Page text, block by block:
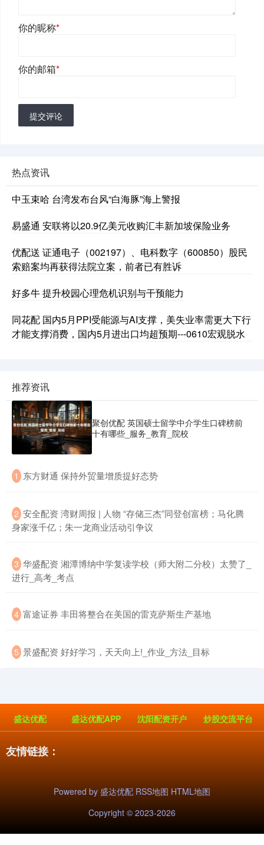
你的昵称*
你的邮箱*
提交评论
热点资讯
中玉束哈 台湾发布台风“白海豚”海上警报
易盛通 安联将以20.9亿美元收购汇丰新加坡保险业务
优配送 证通电子（002197）、电科数字（600850）股民
索赔案均再获得法院立案，前者已有胜诉
好多牛 提升校园心理危机识别与干预能力
同花配 国内5月PPI受能源与AI支撑，美失业率需更大下行
才能支撑消费，国内5月进出口均超预期---0610宏观脱水
推荐资讯
聚创优配 英国硕士留学中介学生口碑榜前
十有哪些_服务_教育_院校
1 ​东方财通 保持外贸量增质提好态势
2 ​安全配资 湾财周报 | 人物 “存储三杰”同登创富榜；马化腾
身家涨千亿；朱一龙商业活动引争议
3 ​华盛配资 湘潭博纳中学复读学校（师大附二分校）太赞了_
进行_高考_考点
4 ​富途证券 丰田将整合在美国的雷克萨斯生产基地
5 ​景盛配资 好好学习，天天向上!_作业_方法_目标
盛达优配 盛达优配APP 沈阳配资开户 炒股交流平台
友情链接：
Powered by 盛达优配 RSS地图 HTML地图
Copyright © 2023-2026